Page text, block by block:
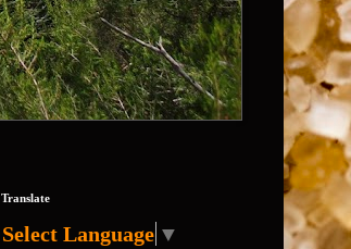
Translate
Select Language ▼